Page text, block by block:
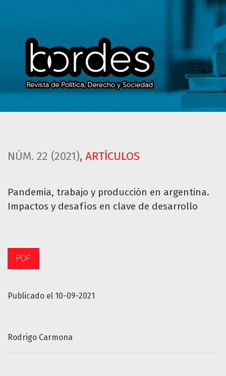
Pandemia, trabajo y producción en argentina. Impactos
NÚM. 22 (2021), ARTÍCULOS
Pandemia, trabajo y producción en argentina.
Impactos y desafíos en clave de desarrollo
Publicado el 10-09-2021
PDF
Rodrigo Carmona